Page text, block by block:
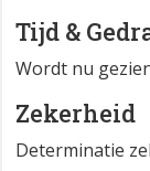
Tijd &
Wordt nu
Zekerheid
Determinatie